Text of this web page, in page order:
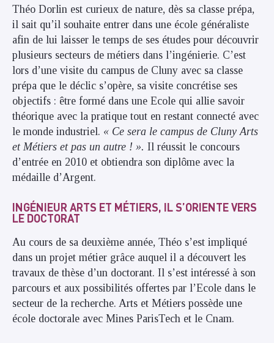
Théo Dorlin est curieux de nature, dès sa classe prépa,
il sait qu’il souhaite entrer dans une école généraliste
afin de lui laisser le temps de ses études pour découvrir
plusieurs secteurs de métiers dans l’ingénierie. C’est
lors d’une visite du campus de Cluny avec sa classe
prépa que le déclic s’opère, sa visite concrétise ses
objectifs : être formé dans une Ecole qui allie savoir
théorique avec la pratique tout en restant connecté avec
le monde industriel. « Ce sera le campus de Cluny Arts
et Métiers et pas un autre ! ». Il réussit le concours
d’entrée en 2010 et obtiendra son diplôme avec la
médaille d’Argent.
INGÉNIEUR ARTS ET MÉTIERS, IL S’ORIENTE VERS
LE DOCTORAT
Au cours de sa deuxième année, Théo s’est impliqué
dans un projet métier grâce auquel il a découvert les
travaux de thèse d’un doctorant. Il s’est intéressé à son
parcours et aux possibilités offertes par l’Ecole dans le
secteur de la recherche. Arts et Métiers possède une
école doctorale avec Mines ParisTech et le Cnam.